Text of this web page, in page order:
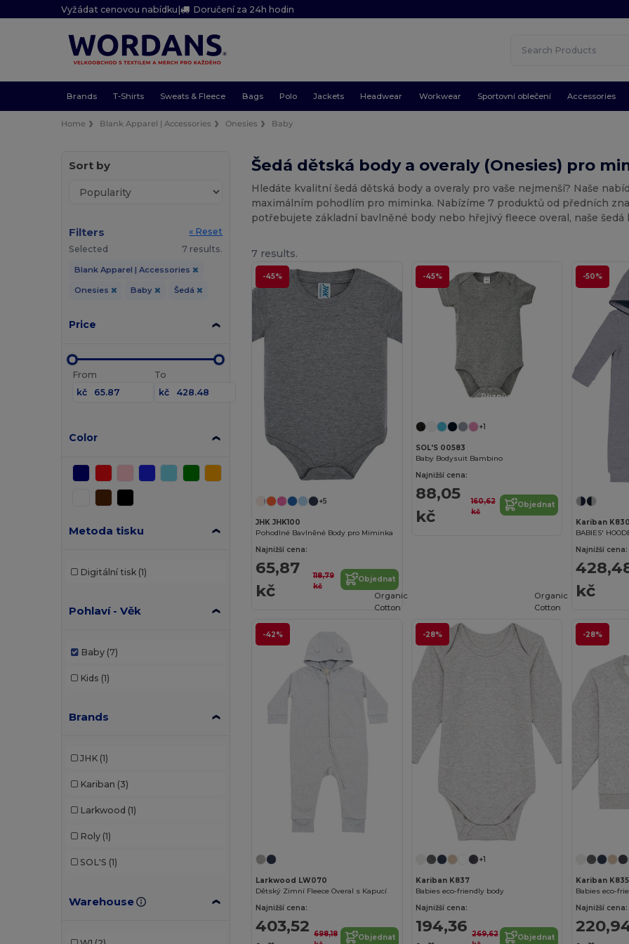
Vyžádat cenovou nabídku| Doručení za 24h hodin
Brands T-Shirts Sweats & Fleece Bags Polo Jackets Headwear Workwear Sportovní oblečení Accessories
Home Blank Apparel | Accessories Onesies Baby
Sort by
Filters
« Reset
Selected
7 results.
Blank Apparel | Accessories
Onesies Baby Šedá
Price
From
kč
To
kč
Color
Metoda tisku
Digitální tisk (1)
Pohlaví - Věk
Baby (7)
Kids (1)
Brands
JHK (1)
Kariban (3)
Larkwood (1)
Roly (1)
SOL'S (1)
Warehouse
Šedá dětská body a overaly (Onesies) pro
Hledáte kvalitní šedá dětská body a overaly pro vaše nejmenší? Naše
maximálním pohodlím pro miminka. Nabízíme 7 produktů od předních
potřebujete základní bavlněné body nebo hřejivý fleece overal, naše
7 results.
-45%
+5
JHK JHK100
Pohodlné Bavlněné Body pro Miminka
Najnižší cena:
65,87
kč
118,79
kč
Objednat
-45%
Přizpůsobte si to!
+1
SOL'S 00583
Baby Bodysuit Bambino
Najnižší cena:
88,05
kč
160,62
kč
Objednat
-50%
Kariban
BABIES'
Najnižší cena:
kč
-42%
Larkwood LW070
Dětský Zimní Fleece Overal s Kapucí
Najnižší cena:
403,52 698,18
Objednat
-28%
Organic
Cotton
+1
Kariban K837
Babies eco-friendly body
Najnižší cena:
194,36 269,62
Objednat
-28%
Organic
Cotton
Kariban K835
Babies eco-
Najnižší cena: